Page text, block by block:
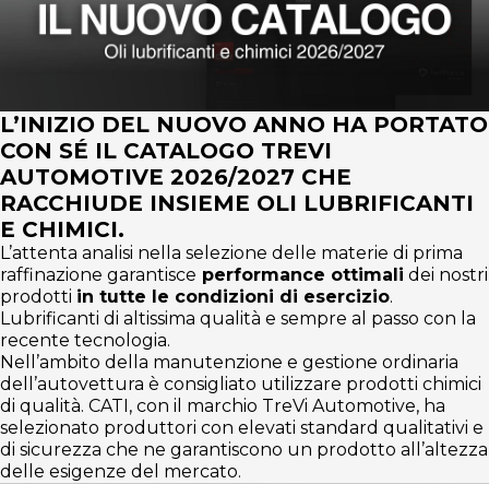
L’INIZIO DEL NUOVO ANNO HA PORTATO
CON SÉ IL CATALOGO TREVI
AUTOMOTIVE 2026/2027 CHE
RACCHIUDE INSIEME OLI LUBRIFICANTI
E CHIMICI.
L’attenta analisi nella selezione delle materie di prima
raffinazione garantisce performance ottimali dei nostri
prodotti in tutte le condizioni di esercizio.
Lubrificanti di altissima qualità e sempre al passo con la
recente tecnologia.
Nell’ambito della manutenzione e gestione ordinaria
dell’autovettura è consigliato utilizzare prodotti chimici
di qualità. CATI, con il marchio TreVi Automotive, ha
selezionato produttori con elevati standard qualitativi e
di sicurezza che ne garantiscono un prodotto all’altezza
delle esigenze del mercato.